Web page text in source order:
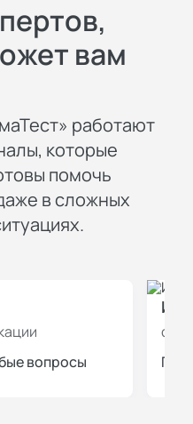
вам
работают
которые
помочь
в сложных
вопросы